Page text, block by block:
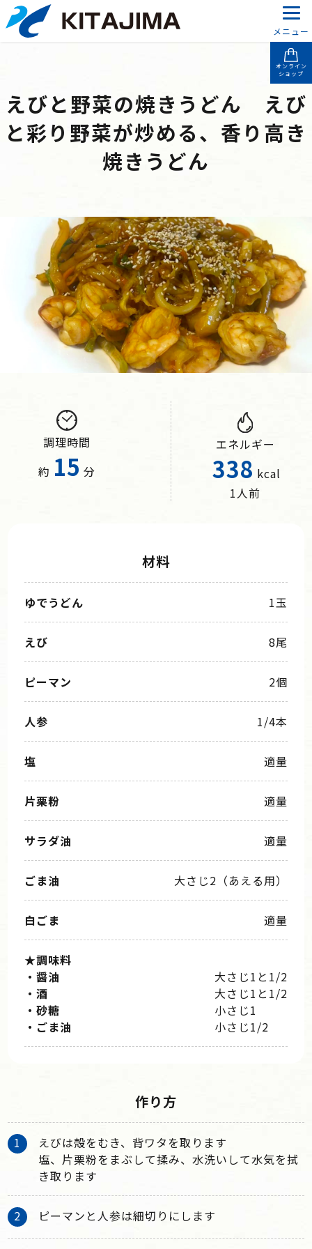
メニュー
オンライン
ショップ
えびと野菜の焼きうどん えび
と彩り野菜が炒める、香り高き
焼きうどん
調理時間
約 15 分
エネルギー
338 kcal
1人前
材料
ゆでうどん 1玉
えび 8尾
ピーマン 2個
人参 1/4本
塩 適量
片栗粉 適量
サラダ油 適量
ごま油 大さじ2（あえる用）
白ごま 適量
★調味料
・醤油
・酒
・砂糖
・ごま油
大さじ1と1/2
大さじ1と1/2
小さじ1
小さじ1/2
作り方
えびは殻をむき、背ワタを取ります
塩、片栗粉をまぶして揉み、水洗いして水気を拭
き取ります
ピーマンと人参は細切りにします